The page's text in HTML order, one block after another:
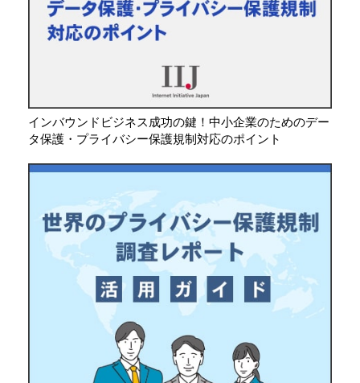
インバウンドビジネス成功の鍵！中小企業のためのデー
タ保護・プライバシー保護規制対応のポイント